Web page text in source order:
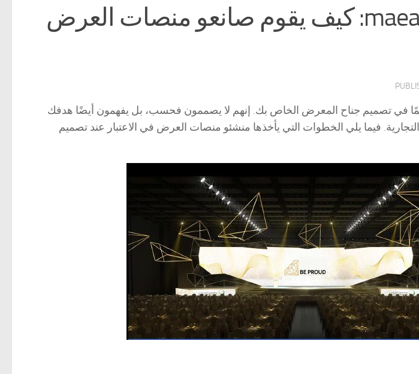
maeander forexExpo: كيف يقوم صانعو منصات العرض
في تصميم جناح المعرض الخاص بك. إنهم لا يصممون فحسب، بل يفهمون أيضًا هدفك
فيما يلي الخطوات التي يأخذها منشئو منصات العرض في الاعتبار عند تصميم